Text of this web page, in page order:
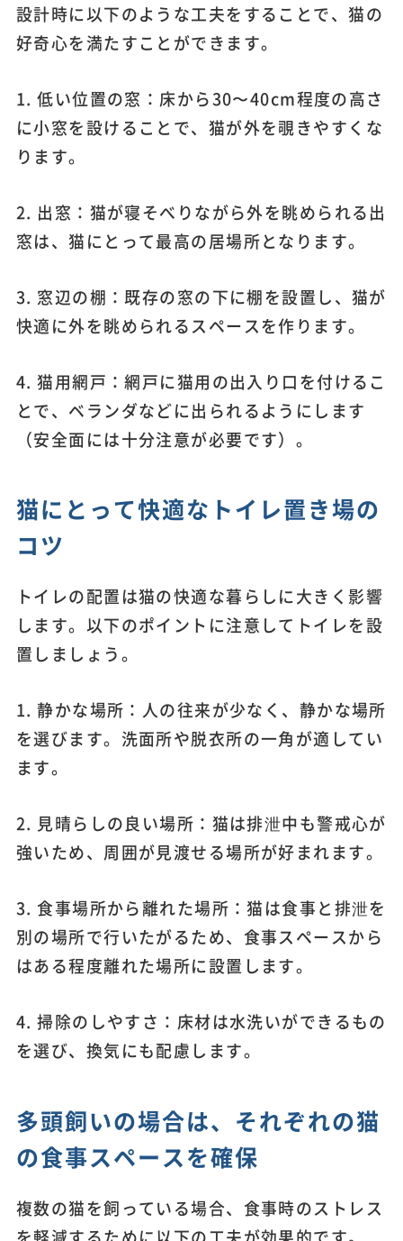
設計時に以下のような工夫をすることで、猫の
好奇心を満たすことができます。
1. 低い位置の窓：床から30〜40cm程度の高さ
に小窓を設けることで、猫が外を覗きやすくな
ります。
2. 出窓：猫が寝そべりながら外を眺められる出
窓は、猫にとって最高の居場所となります。
3. 窓辺の棚：既存の窓の下に棚を設置し、猫が
快適に外を眺められるスペースを作ります。
4. 猫用網戸：網戸に猫用の出入り口を付けるこ
とで、ベランダなどに出られるようにします
（安全面には十分注意が必要です）。
猫にとって快適なトイレ置き場の
コツ
トイレの配置は猫の快適な暮らしに大きく影響
します。以下のポイントに注意してトイレを設
置しましょう。
1. 静かな場所：人の往来が少なく、静かな場所
を選びます。洗面所や脱衣所の一角が適してい
ます。
2. 見晴らしの良い場所：猫は排泄中も警戒心が
強いため、周囲が見渡せる場所が好まれます。
3. 食事場所から離れた場所：猫は食事と排泄を
別の場所で行いたがるため、食事スペースから
はある程度離れた場所に設置します。
4. 掃除のしやすさ：床材は水洗いができるもの
を選び、換気にも配慮します。
多頭飼いの場合は、それぞれの猫
の食事スペースを確保
複数の猫を飼っている場合、食事時のストレス